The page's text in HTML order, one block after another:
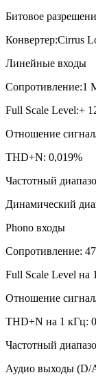
Битовое
Конвертер:Cirrus
Линейные входы
Full Scale Level:+
Отношение
THD+N: 0,019%
Частотный
Динамический
Phono входы
Сопротивление:
Full Scale Level на
Отношение
THD+N на 1 кГц:
Частотный
Аудио выходы (D/